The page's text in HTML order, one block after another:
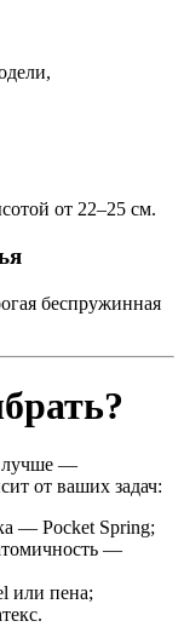
от 22–25 см.
беспружинная
лучше —
от ваших задач:
— Pocket Spring;
—
или пена;